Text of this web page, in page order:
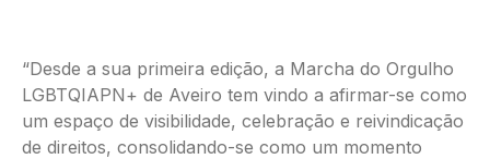
“Desde a sua primeira edição, a Marcha do Orgulho
LGBTQIAPN+ de Aveiro tem vindo a afirmar-se como
um espaço de visibilidade, celebração e reivindicação
de direitos, consolidando-se como um momento